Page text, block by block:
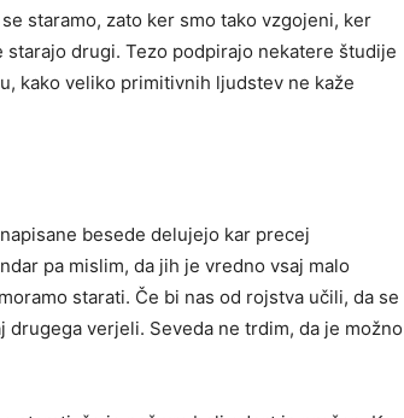
staramo, zato ker smo tako vzgojeni, ker
drugi. Tezo podpirajo nekatere študije
kako veliko primitivnih ljudstev ne kaže
besede delujejo kar precej
pa mislim, da jih je vredno vsaj malo
starati. Če bi nas od rojstva učili, da se
drugega verjeli. Seveda ne trdim, da je možno